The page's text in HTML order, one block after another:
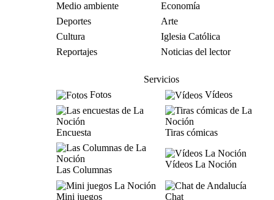
Medio ambiente
Economía
Deportes
Arte
Cultura
Iglesia Católica
Reportajes
Noticias del lector
Servicios
Fotos
Vídeos
Encuesta Tiras cómicas
Las Columnas
Vídeos La Noción
Mini juegos
Chat